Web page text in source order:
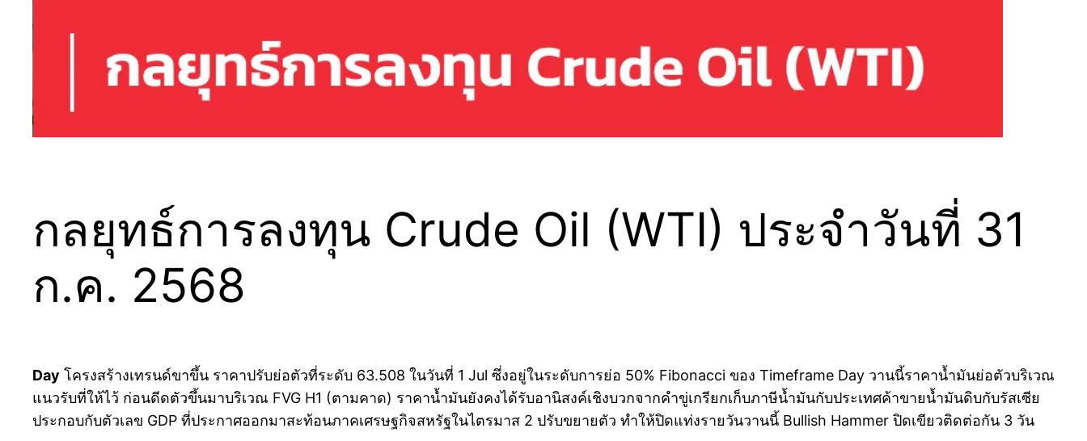
กลยุทธ์การลงทุน Crude Oil (WTI) ประจำวันที่ 31
ก.ค. 2568
Day โครงสร้างเทรนด์ขาขึ้น ราคาปรับย่อตัวที่ระดับ 63.508 ในวันที่ 1 Jul ซึ่งอยู่ในระดับการย่อ 50% Fibonacci ของ Timeframe Day วานนี้ราคาน้ำมันย่อตัวบริเวณ
แนวรับที่ให้ไว้ ก่อนดีดตัวขึ้นมาบริเวณ FVG H1 (ตามคาด) ราคาน้ำมันยังคงได้รับอานิสงค์เชิงบวกจากคำขู่เกรียกเก็บภาษีน้ำมันกับประเทศค้าขายน้ำมันดิบกับรัสเซีย
ประกอบกับตัวเลข GDP ที่ประกาศออกมาสะท้อนภาคเศรษฐกิจสหรัฐในไตรมาส 2 ปรับขยายตัว ทำให้ปิดแท่งรายวันวานนี้ Bullish Hammer ปิดเขียวติดต่อกัน 3 วัน